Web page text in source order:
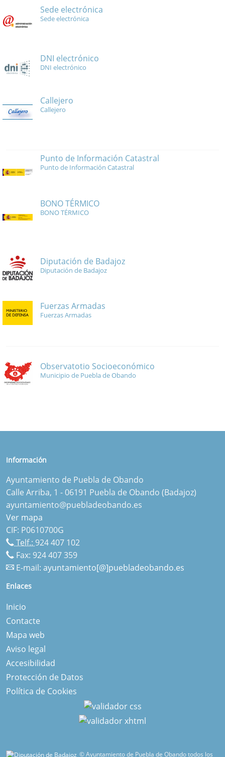
Sede electrónica
Sede electrónica
DNI electrónico
DNI electrónico
Callejero
Callejero
Punto de Información Catastral
Punto de Información Catastral
BONO TÉRMICO
BONO TÉRMICO
Diputación de Badajoz
Diputación de Badajoz
Fuerzas Armadas
Fuerzas Armadas
Observatotio Socioeconómico
Municipio de Puebla de Obando
Información
Ayuntamiento de Puebla de Obando
Calle Arriba, 1 - 06191 Puebla de Obando (Badajoz)
ayuntamiento@puebladeobando.es
Ver mapa
CIF: P0610700G
Telf.: 924 407 102
Fax: 924 407 359
E-mail: ayuntamiento[@]puebladeobando.es
Enlaces
Inicio
Contacte
Mapa web
Aviso legal
Accesibilidad
Protección de Datos
Política de Cookies
© Ayuntamiento de Puebla de Obando todos los